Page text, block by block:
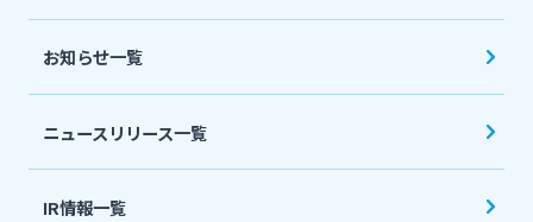
お知らせ一覧
ニュースリリース一覧
IR情報一覧